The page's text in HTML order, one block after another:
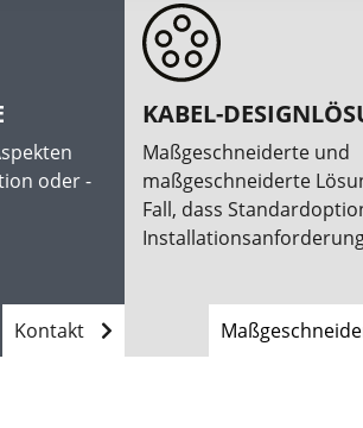
oder -
Kontakt
KABEL-
Maßgeschneiderte und
maßgeschneiderte
Fall, dass